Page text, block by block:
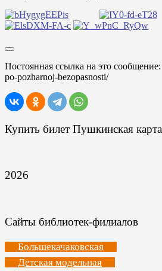
Постоянная ссылка на это сообщение:
po-pozharnoj-bezopasnosti/
Купить билет Пушкинская карта
2026
Сайты библиотек-филиалов
Большекачаковская
Детская модельная